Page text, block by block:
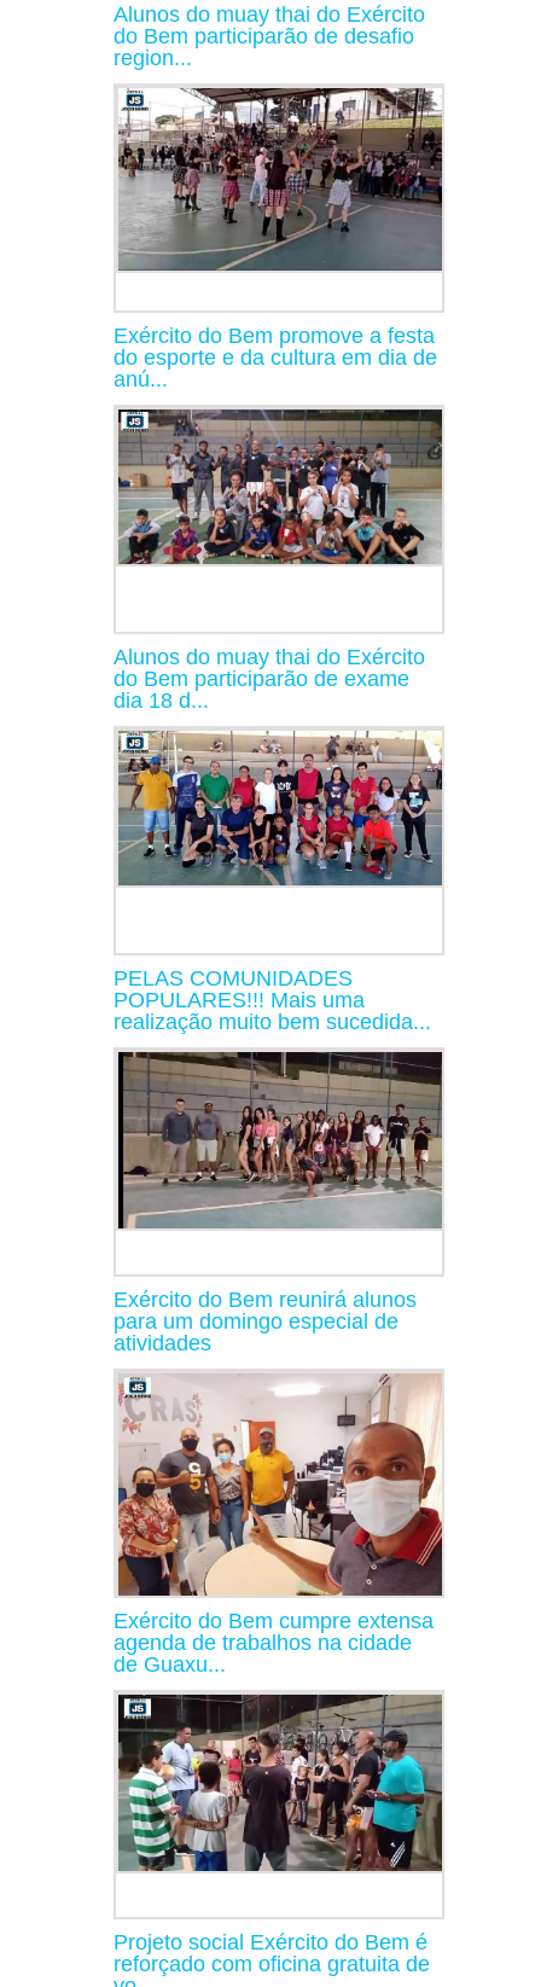
Alunos do muay thai do Exército
do Bem participarão de desafio
region...
Exército do Bem promove a festa
do esporte e da cultura em dia de
anú...
Alunos do muay thai do Exército
do Bem participarão de exame
dia 18 d...
PELAS COMUNIDADES
POPULARES!!! Mais uma
realização muito bem sucedida...
Exército do Bem reunirá alunos
para um domingo especial de
atividades
Exército do Bem cumpre extensa
agenda de trabalhos na cidade
de Guaxu...
Projeto social Exército do Bem é
reforçado com oficina gratuita de